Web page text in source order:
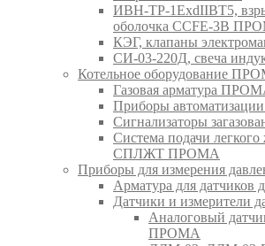
ИВН-ТР-1ExdIIBT5,
оболочка CCFE-3B
КЭГ, клапаны
СИ-03-220Д, свеча
Котельное оборудование
Газовая арматура
Приборы
Сигнализаторы
Система подачи
СПЛЖТ ПРОМА
Приборы для измерения
Арматура для
Датчики и измерители
Аналоговый
ПРОМА